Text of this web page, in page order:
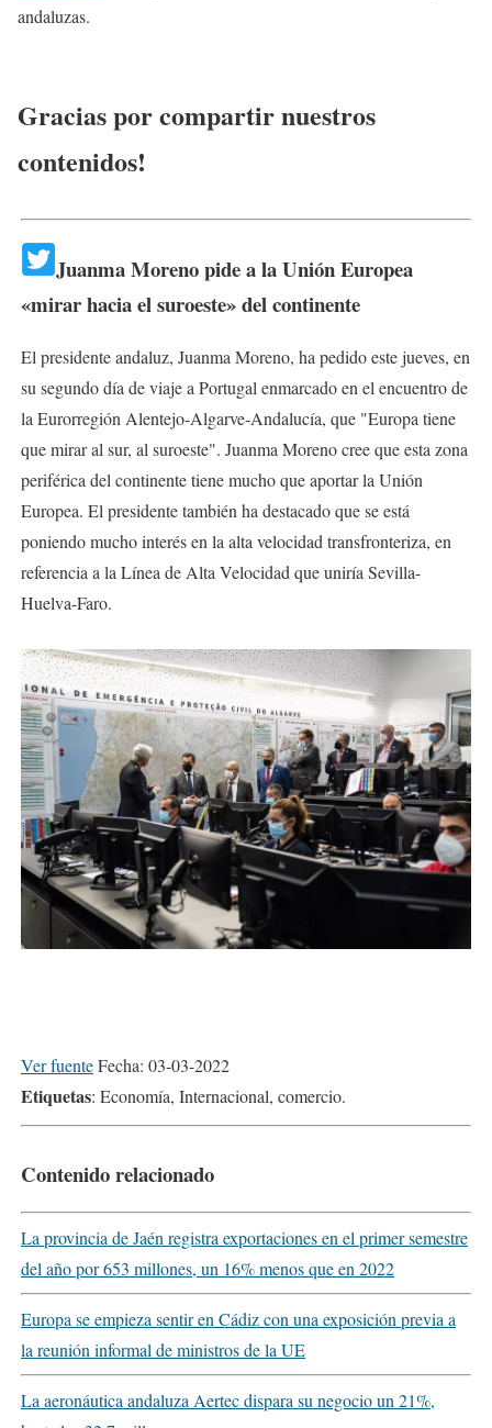
andaluzas.
Gracias por compartir nuestros
contenidos!
Juanma Moreno pide a la Unión Europea
«mirar hacia el suroeste» del continente
El presidente andaluz, Juanma Moreno, ha pedido este jueves, en
su segundo día de viaje a Portugal enmarcado en el encuentro de
la Eurorregión Alentejo-Algarve-Andalucía, que "Europa tiene
que mirar al sur, al suroeste". Juanma Moreno cree que esta zona
periférica del continente tiene mucho que aportar la Unión
Europea. El presidente también ha destacado que se está
poniendo mucho interés en la alta velocidad transfronteriza, en
referencia a la Línea de Alta Velocidad que uniría Sevilla-
Huelva-Faro.
Ver fuenteFecha: 03-03-2022
Etiquetas: Economía, Internacional, comercio.
Contenido relacionado
La provincia de Jaén registra exportaciones en el primer semestre
del año por 653 millones, un 16% menos que en 2022
Europa se empieza sentir en Cádiz con una exposición previa a
la reunión informal de ministros de la UE
La aeronáutica andaluza Aertec dispara su negocio un 21%,